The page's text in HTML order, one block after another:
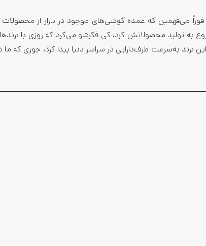
می‌فهمین که عمده گوشی‌های موجود در بازار از محصولات
به تولید محصولاتش کرد، کی فکرشو می‌کرد که روزی با
به‌سرعت طرف‌دارایی در سراسر دنیا پیدا کرد، جوری که ما